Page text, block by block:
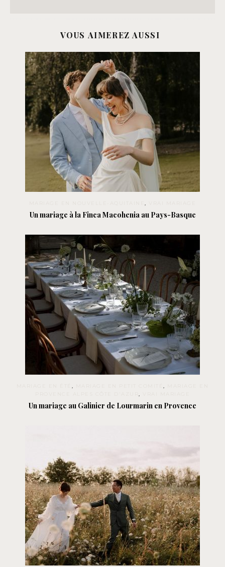
VOUS AIMEREZ AUSSI
MARIAGE EN NOUVELLE-AQUITAINE,
Un mariage à la Finca Macohenia au Pays-Basque
, MARIAGE EN PETIT COMITÉ,
,
Un mariage au Galinier de Lourmarin en Provence